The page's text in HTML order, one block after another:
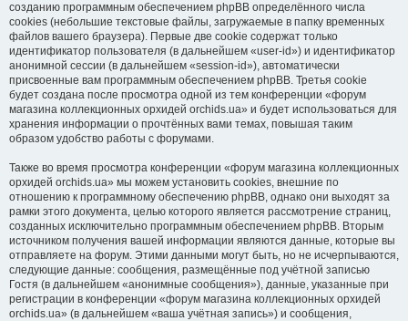
созданию программным обеспечением phpBB определённого числа
cookies (небольшие текстовые файлы, загружаемые в папку временных
файлов вашего браузера). Первые две cookie содержат только
идентификатор пользователя (в дальнейшем «user-id») и идентификатор
анонимной сессии (в дальнейшем «session-id»), автоматически
присвоенные вам программным обеспечением phpBB. Третья cookie
будет создана после просмотра одной из тем конференции «форум
магазина коллекционных орхидей orchids.ua» и будет использоваться для
хранения информации о прочтённых вами темах, повышая таким
образом удобство работы с форумами.
Также во время просмотра конференции «форум магазина коллекционных
орхидей orchids.ua» мы можем установить cookies, внешние по
отношению к программному обеспечению phpBB, однако они выходят за
рамки этого документа, целью которого является рассмотрение страниц,
созданных исключительно программным обеспечением phpBB. Вторым
источником получения вашей информации являются данные, которые вы
отправляете на форум. Этими данными могут быть, но не исчерпываются,
следующие данные: сообщения, размещённые под учётной записью
Гостя (в дальнейшем «анонимные сообщения»), данные, указанные при
регистрации в конференции «форум магазина коллекционных орхидей
orchids.ua» (в дальнейшем «ваша учётная запись») и сообщения,